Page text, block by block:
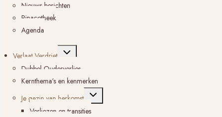
Nieuws berichten
Pinacotheek
Agenda
Verlaat Verdriet
Toggle
submenu
Dubbel Ouderverlies
Kernthema’s en kenmerken
Je gezin van herkomst
Toggle
Verliezen en transities